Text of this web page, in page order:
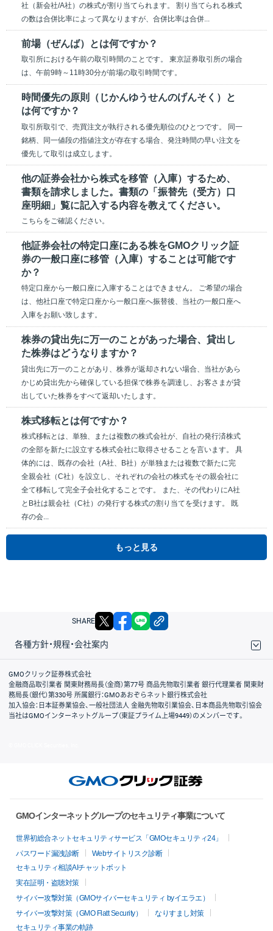
社（新会社/A社）の株式が割り当てられます。 割り当てられる株式
の数は合併比率によって異なりますが、合併比率は合併...
前場（ぜんば）とは何ですか？
取引所における午前の取引時間のことです。 東京証券取引所の場合
は、午前9時～11時30分が前場の取引時間です。
時間優先の原則（じかんゆうせんのげんそく）と
は何ですか？
取引所取引で、売買注文が執行される優先順位のひとつです。 同一
銘柄、同一値段の指値注文が存在する場合、発注時間の早い注文を
優先して取引は成立します。
他の証券会社から株式を移管（入庫）するため、
書類を請求しました。書類の「振替先（受方）口
座明細」覧に記入する内容を教えてください。
こちらをご確認ください。
他証券会社の特定口座にある株をGMOクリック証
券の一般口座に移管（入庫）することは可能です
か？
特定口座から一般口座に入庫することはできません。 ご希望の場合
は、他社口座で特定口座から一般口座へ振替後、当社の一般口座へ
入庫をお願い致します。
株券の貸出先に万一のことがあった場合、貸出し
た株券はどうなりますか？
貸出先に万一のことがあり、株券が返却されない場合、当社があら
かじめ貸出先から確保している担保で株券を調達し、お客さまが貸
出していた株券をすべて返却いたします。
株式移転とは何ですか？
株式移転とは、単独、または複数の株式会社が、自社の発行済株式
の全部を新たに設立する株式会社に取得させることを言います。 具
体的には、既存の会社（A社、B社）が単独または複数で新たに完
全親会社（C社）を設立し、それぞれの会社の株式をその親会社に
全て移転して完全子会社化することです。 また、その代わりにA社
とB社は親会社（C社）の発行する株式の割り当てを受けます。 既
存の会...
もっと見る
SHARE X facebook
各種方針・規程・会社案内
取引規程・約款
サイトマップ
その他のご案内
個人情報保護方針
最良執行方針
サイトのご利用について
ディスクレイマー
信託保全
リスク説明
会社案内
GMOクリック証券株式会社
金融商品取引業者 関東財務局長（金商）第77号 商品先物取引業者 銀行代理業者 関東財
務局長（銀代）第330号 所属銀行：GMOあおぞらネット銀行株式会社
加入協会：日本証券業協会、一般社団法人 金融先物取引業協会、日本商品先物取引協会
当社はGMOインターネットグループ（東証プライム上場9449）のメンバーです。
GMOインターネットグループのセキュリティ事業について
世界初総合ネットセキュリティサービス「GMOセキュリティ24」
パスワード漏洩診断
Webサイトリスク診断
セキュリティ相談AIチャットボット
実在証明・盗聴対策
サイバー攻撃対策（GMOサイバーセキュリティ byイエラエ）
サイバー攻撃対策（GMO Flatt Security）
なりすまし対策
セキュリティ事業の軌跡